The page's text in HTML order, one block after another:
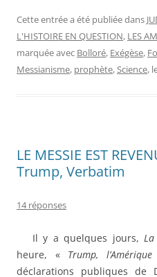
Cette entrée a été publiée dans
L'HISTOIRE EN QUESTION, LES
marquée avec Bolloré, Exégèse,
Messianisme, prophète,Science,
LE MESSIE EST
Trump, Verbatim
14 réponses
Il y a quelques jours,
heure, « Trump,
déclarations publiques